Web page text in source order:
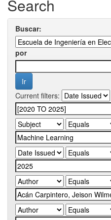
Search
Buscar:
por
Current filters: